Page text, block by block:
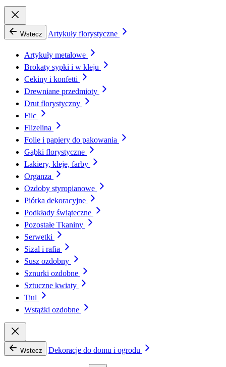
Wstecz Artykuły florystyczne
Artykuły metalowe
Brokaty sypki i w kleju
Cekiny i konfetti
Drewniane przedmioty
Drut florystyczny
Filc
Flizelina
Folie i papiery do pakowania
Gąbki florystyczne
Lakiery, kleje, farby
Organza
Ozdoby styropianowe
Piórka dekoracyjne
Podkłady świąteczne
Pozostałe Tkaniny
Serwetki
Sizal i rafia
Susz ozdobny
Sznurki ozdobne
Sztuczne kwiaty
Tiul
Wstążki ozdobne
Wstecz Dekoracje do domu i ogrodu